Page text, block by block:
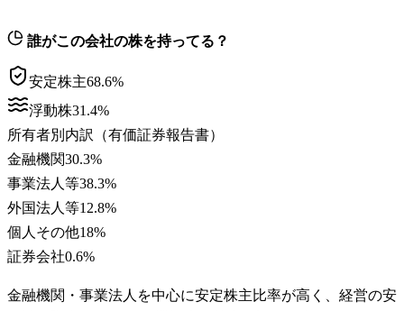
誰がこの会社の株を持ってる？
安定株主68.6%
浮動株31.4%
所有者別内訳（有価証券報告書）
金融機関30.3%
事業法人等38.3%
外国法人等12.8%
個人その他18%
証券会社0.6%
金融機関・事業法人を中心に安定株主比率が高く、経営の安